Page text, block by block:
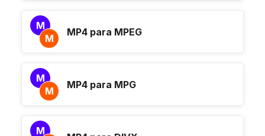
M
M
MP4 para MPEG
M
M
MP4 para MPG
M